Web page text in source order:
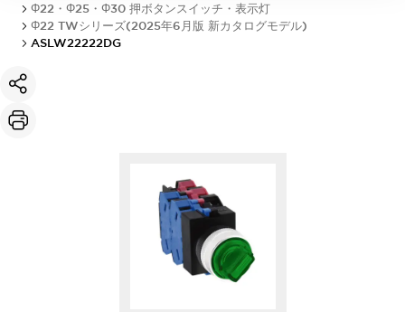
Φ22・Φ25・Φ30 押ボタンスイッチ・表示灯
Φ22 TWシリーズ(2025年6月版 新カタログモデル)
ASLW22222DG